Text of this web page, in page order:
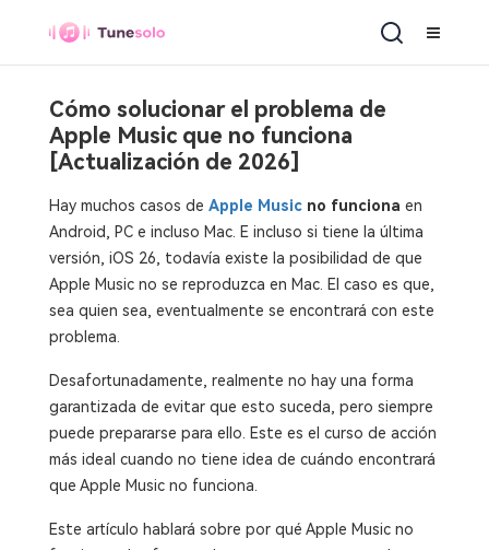
Cómo solucionar el problema de
Apple Music que no funciona
[Actualización de 2026]
Hay muchos casos de Apple Musicno funciona en
Android, PC e incluso Mac. E incluso si tiene la última
versión, iOS 26, todavía existe la posibilidad de que
Apple Music no se reproduzca en Mac. El caso es que,
sea quien sea, eventualmente se encontrará con este
problema.
Desafortunadamente, realmente no hay una forma
garantizada de evitar que esto suceda, pero siempre
puede prepararse para ello. Este es el curso de acción
más ideal cuando no tiene idea de cuándo encontrará
que Apple Music no funciona.
Este artículo hablará sobre por qué Apple Music no